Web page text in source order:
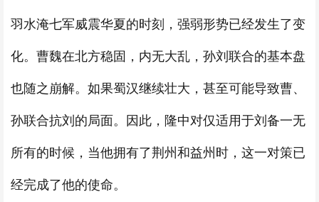
羽水淹七军威震华夏的时刻，强弱形势已经发生了变
化。曹魏在北方稳固，内无大乱，孙刘联合的基本盘
也随之崩解。如果蜀汉继续壮大，甚至可能导致曹、
孙联合抗刘的局面。因此，隆中对仅适用于刘备一无
所有的时候，当他拥有了荆州和益州时，这一对策已
经完成了他的使命。